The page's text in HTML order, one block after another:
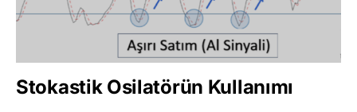
Stokastik Osilatörün Kullanımı